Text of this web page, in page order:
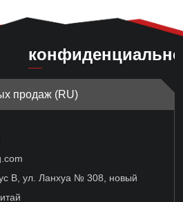
продаж (RU)
B, ул. Ланхуа № 308, новый